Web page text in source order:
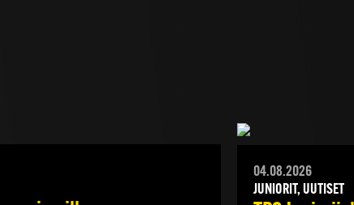
04.08.2026
JUNIORIT, UUTISET